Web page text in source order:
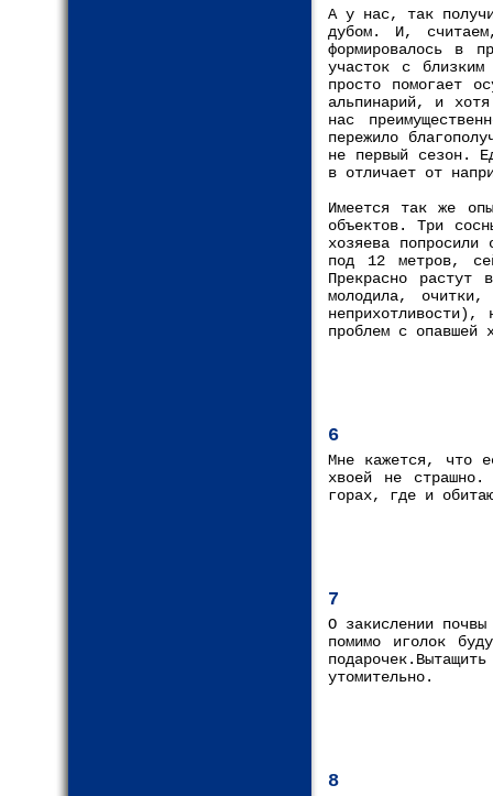
А у нас, так
дубом. И,
формировалось в
участок с
просто помогает
альпинарий, и
нас
пережило
не первый сезон.
в отличает от
Имеется так же
объектов. Три
хозяева
под 12 метров,
Прекрасно растут
молодила, очитки,
неприхотливости),
проблем с опавшей
6
Мне кажется, что
хвоей не
горах, где и
7
О закислении
помимо иголок
утомительно.
8